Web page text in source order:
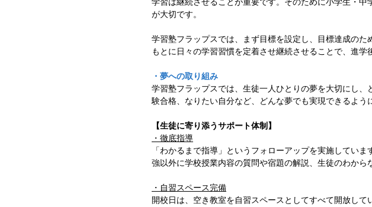
が大切です。
学習塾フラップスでは、まず目標を設定し、目標達成の
もとに日々の学習習慣を定着させ継続させることで、進学
・夢への取り組み
学習塾フラップスでは、生徒一人ひとりの夢を大切にし
験合格、なりたい自分など、どんな夢でも実現できるよう
【生徒に寄り添うサポート体制】
・徹底指導
「わかるまで指導」というフォローアップを実施してい
強以外に学校授業内容の質問や宿題の解説、生徒のわから
・自習スペース完備
開校日は、空き教室を自習スペースとしてすべて開放し